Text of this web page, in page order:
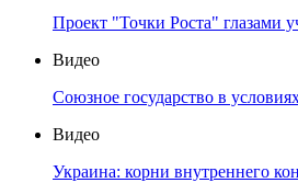
Проект "Точки Роста" глазами
Видео
Союзное государство в
Видео
Украина: корни внутреннего